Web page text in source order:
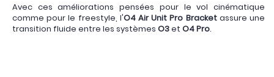
Avec ces améliorations pensées pour le vol cinématique
comme pour le freestyle, l'O4 Air Unit Pro Bracketassure une
transition fluide entre les systèmes O3et O4 Pro.